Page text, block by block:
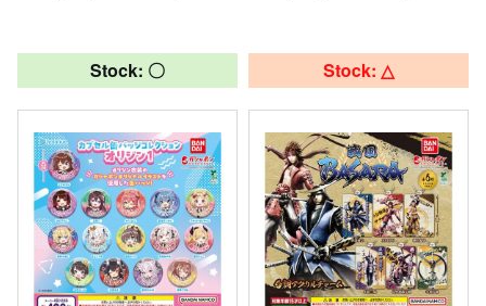
Stock: 〇 Stock: △